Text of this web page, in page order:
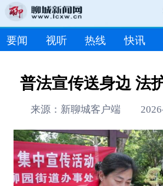
要闻 视听 热线 快讯
普法宣传送身边 法
来源：新聊城客户端 2026-